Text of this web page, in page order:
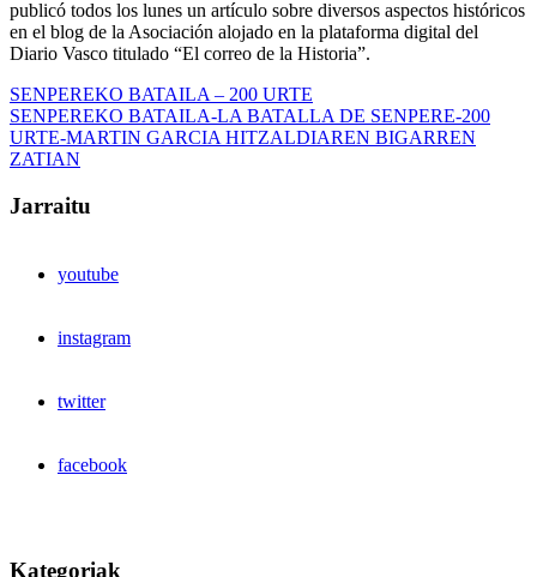
publicó todos los lunes un artículo sobre diversos aspectos históricos
en el blog de la Asociación alojado en la plataforma digital del
Diario Vasco titulado “El correo de la Historia”.
Bidalketetan
zehar
nabigatu
Previous
Post:
SENPEREKO BATAILA – 200 URTE
Next
Post:
SENPEREKO BATAILA-LA BATALLA DE SENPERE-200
URTE-MARTIN GARCIA HITZALDIAREN BIGARREN
ZATIAN
Jarraitu
youtube
instagram
twitter
facebook
Kategoriak